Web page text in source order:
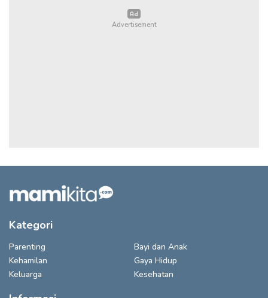
Kategori
Parenting
Bayi dan Anak
Kehamilan
Gaya Hidup
Keluarga
Kesehatan